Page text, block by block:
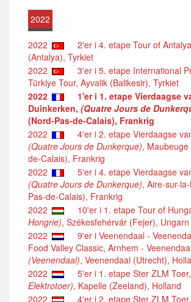
2022
2022
2'er i 4. etape Tour of
(Antalya), Tyrkiet
2022
3'er i 5. etape International
Türkiye Tour, Ayvalik (Balikesir), Tyrkiet
2022
1'er i 1. etape Vierdaagse
Duinkerken, (Quatre Jours de
(Nord-Pas-de-Calais), Frankrig
2022
4'er i 2. etape Vierdaagse
(Quatre Jours de Dunkerque),
de-Calais), Frankrig
2022
5'er i 4. etape Vierdaagse
(Quatre Jours de Dunkerque), Aire-sur-
Pas-de-Calais), Frankrig
2022
10'er i 1. etape Tour of
Hongrie), Székesfehérvár (Fejer), Ungarn
2022
9'er i Veenendaal -
Food Valley Classic, Arnhem -
(Veenendaal), Veenendaal (Utrecht),
2022
5'er i 1. etape Ster ZLM Toer,
Elektrotoer), Kapelle (Zeeland), Holland
2022
4'er i 2. etape Ster ZLM Toer,